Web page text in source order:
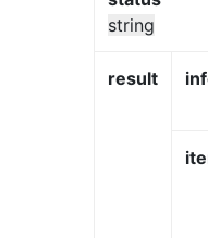
string
result